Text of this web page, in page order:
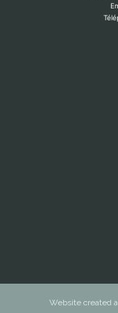
Website created